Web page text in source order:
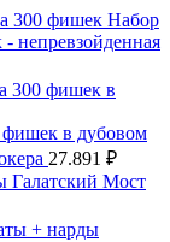
Набор
непревзойденная
фишек в дубовом
27.891 ₽
Галатский Мост
+ нарды